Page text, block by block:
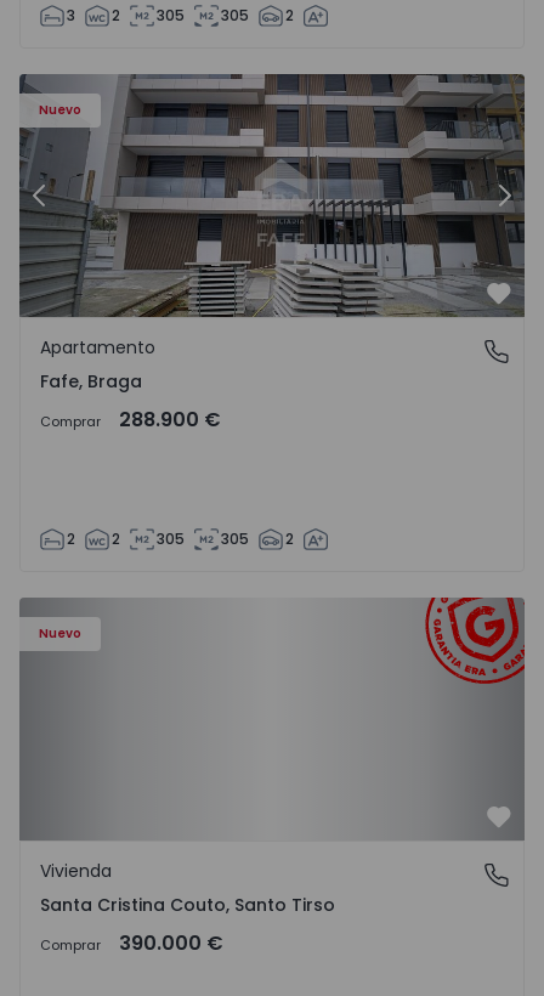
3 2 305 305 2
Nuevo
Anterior
Fafe, Braga
Apartamento
Fafe, Braga
Comprar 288.900 €
2 2 305 305 2
Nuevo
Santa Cristina Couto, Santo Tirso
Vivienda
Santa Cristina Couto, Santo Tirso
Comprar 390.000 €